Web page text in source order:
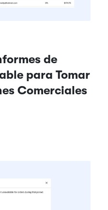
de
para Tomar
Comerciales